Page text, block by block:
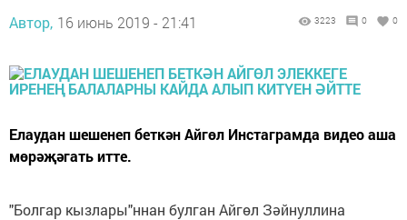
Автор, 16 июнь 2019 - 21:41 3223 0 0
Елаудан шешенеп беткән Айгөл Инстаграмда видео аша
мөрәҗәгать итте.
"Болгар кызлары"ннан булган Айгөл Зәйнуллина